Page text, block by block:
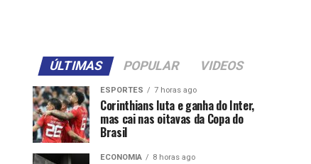
ÚLTIMAS POPULAR VIDEOS
ESPORTES 7 horas ago
Corinthians luta e ganha do Inter,
mas cai nas oitavas da Copa do
Brasil
ECONOMIA 8 horas ago